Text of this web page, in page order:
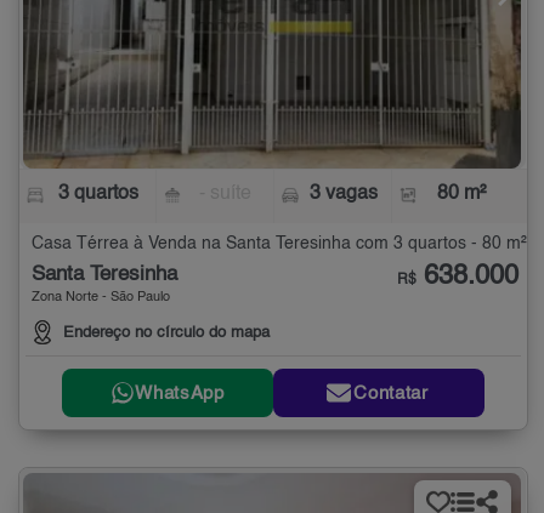
3 quartos 3 vagas 80 m²
Casa Térrea à Venda na Santa Teresinha com 3 quartos - 80 m²
Santa Teresinha
Zona Norte - São Paulo
Endereço no círculo do mapa
R$ 638.000
WhatsApp Contatar